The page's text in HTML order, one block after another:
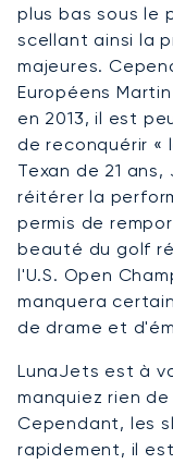
plus bas sous le
scellant ainsi la
majeures.
Européens
en 2013, il est
de reconquérir «
Texan de 21
réitérer la
permis de
beauté du golf
l'U.S. Open
manquera
de drame et
LunaJets est à
manquiez rien
Cependant, les
rapidement, il